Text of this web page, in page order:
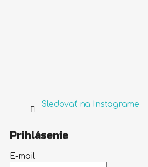
Sledovať na Instagrame
Prihlásenie
E-mail